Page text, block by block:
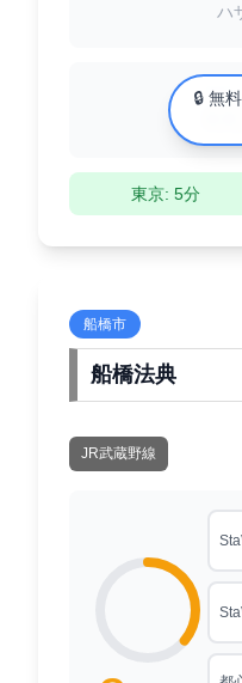
ハ
中古
🔒 無
東京: 5分
船橋市
船橋法典
JR武蔵野線